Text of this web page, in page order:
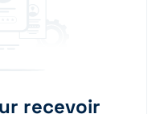
recevoir